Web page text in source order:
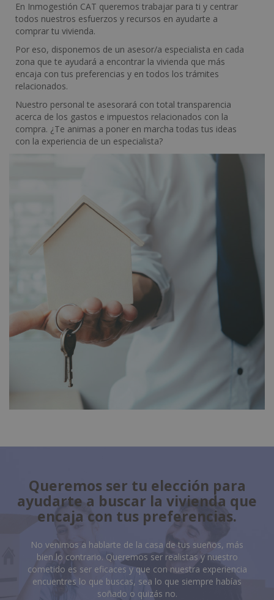
En Inmogestión CAT queremos trabajar para ti y centrar
todos nuestros esfuerzos y recursos en ayudarte a
comprar tu vivienda.
Por eso, disponemos de un asesor/a especialista en cada
zona que te ayudará a encontrar la vivienda que más
encaja con tus preferencias y en todos los trámites
relacionados.
Nuestro personal te asesorará con total transparencia
acerca de los gastos e impuestos relacionados con la
compra. ¿Te animas a poner en marcha todas tus ideas
con la experiencia de un especialista?
Queremos ser tu elección para
ayudarte a buscar la vivienda que
encaja con tus preferencias.
No venimos a hablarte de la casa de tus sueños, más
bien lo contrario. Queremos ser realistas y nuestro
cometido es ser eficaces y que con nuestra experiencia
encuentres lo que buscas, sea lo que siempre habías
soñado o quizás no.